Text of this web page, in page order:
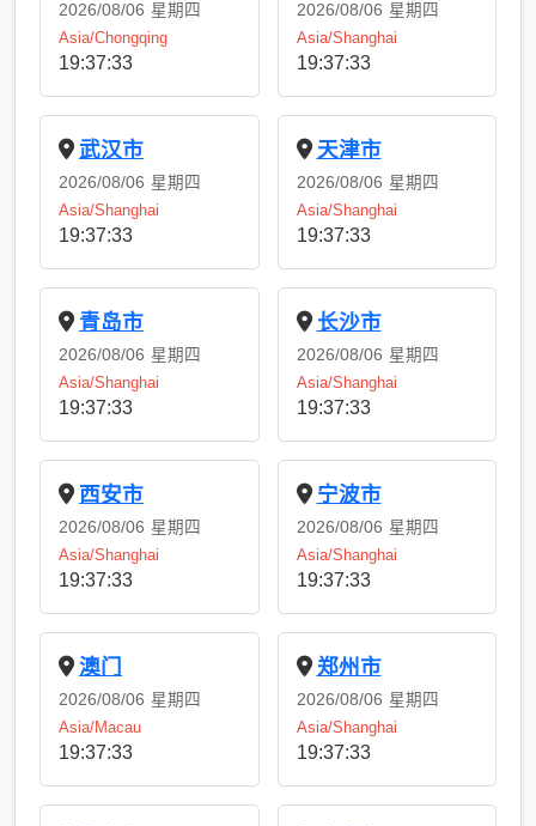
2026/08/06 星期四
Asia/Chongqing
19:37:33
2026/08/06 星期四
Asia/Shanghai
19:37:33
武汉市
2026/08/06 星期四
Asia/Shanghai
19:37:33
天津市
2026/08/06 星期四
Asia/Shanghai
19:37:33
青岛市
2026/08/06 星期四
Asia/Shanghai
19:37:33
长沙市
2026/08/06 星期四
Asia/Shanghai
19:37:33
西安市
2026/08/06 星期四
Asia/Shanghai
19:37:33
宁波市
2026/08/06 星期四
Asia/Shanghai
19:37:33
澳门
2026/08/06 星期四
Asia/Macau
19:37:33
郑州市
2026/08/06 星期四
Asia/Shanghai
19:37:33